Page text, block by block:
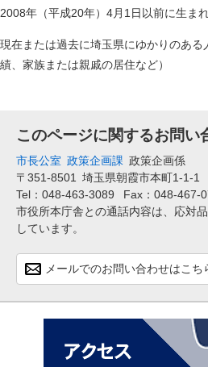
2008年（平成20年）4月1日以前に生ま
現在または過去に埼玉県にゆかりのあ
績、家族または親戚の居住など）
このページに関するお問い
市長公室 政策企画課 政策企画係
〒351-8501
埼玉県朝霞市本町1-1-1
Tel：048-463-3089
Fax：048-467-
市役所本庁舎との通話内容は、応対
しています。
メールでのお問い合わせはこち